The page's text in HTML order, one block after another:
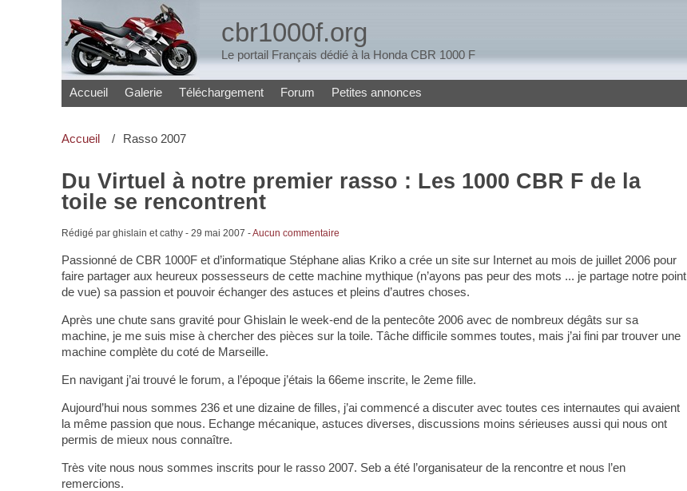
cbr1000f.org
Le portail Français dédié à la Honda CBR 1000 F
Accueil Galerie Téléchargement Forum Petites annonces
Accueil Rasso 2007
Du Virtuel à notre premier rasso : Les 1000 CBR F de la
toile se rencontrent
Rédigé par ghislain et cathy - 29 mai 2007 -Aucun commentaire
Passionné de CBR 1000F et d’informatique Stéphane alias Kriko a crée un site sur Internet au mois de juillet 2006 pour
faire partager aux heureux possesseurs de cette machine mythique (n’ayons pas peur des mots ... je partage notre point
de vue) sa passion et pouvoir échanger des astuces et pleins d’autres choses.
Après une chute sans gravité pour Ghislain le week-end de la pentecôte 2006 avec de nombreux dégâts sur sa
machine, je me suis mise à chercher des pièces sur la toile. Tâche difficile sommes toutes, mais j’ai fini par trouver une
machine complète du coté de Marseille.
En navigant j’ai trouvé le forum, a l’époque j’étais la 66eme inscrite, le 2eme fille.
Aujourd’hui nous sommes 236 et une dizaine de filles, j’ai commencé a discuter avec toutes ces internautes qui avaient
la même passion que nous. Echange mécanique, astuces diverses, discussions moins sérieuses aussi qui nous ont
permis de mieux nous connaître.
Très vite nous nous sommes inscrits pour le rasso 2007. Seb a été l’organisateur de la rencontre et nous l’en
remercions.